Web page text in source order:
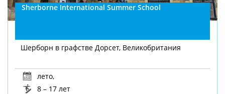
Sherborne International Summer School
Шерборн в графстве Дорсет, Великобритания
лето,
8 – 17 лет